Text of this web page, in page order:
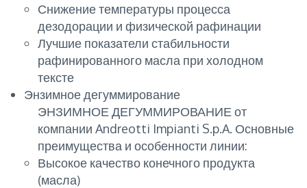
Снижение температуры процесса
дезодорации и физической рафинации
Лучшие показатели стабильности
рафинированного масла при холодном
тексте
Энзимное дегуммирование
ЭНЗИМНОЕ ДЕГУММИРОВАНИЕ от
компании Andreotti Impianti S.p.A. Основные
преимущества и особенности линии:
Высокое качество конечного продукта
(масла)